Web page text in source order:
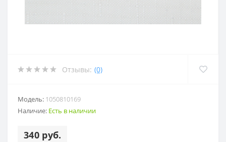
Отзывы: (0)
Модель: 1050810169
Наличие: Есть в наличии
340 руб.